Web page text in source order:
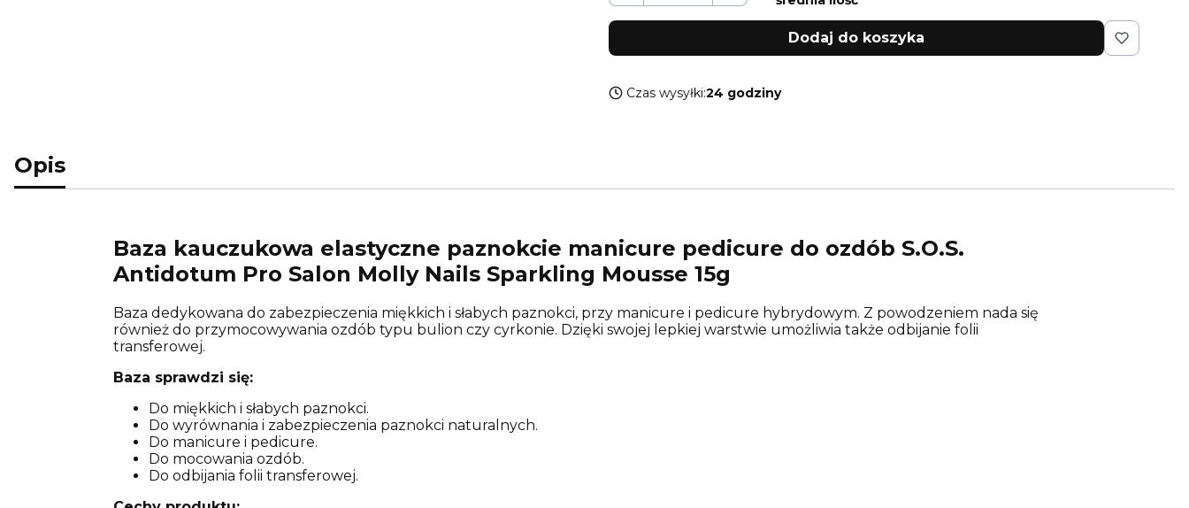
Dodaj do koszyka
Czas wysyłki:24 godziny
Opis
Baza kauczukowa elastyczne paznokcie manicure pedicure do ozdób S.O.S.
Antidotum Pro Salon Molly Nails Sparkling Mousse 15g
Baza dedykowana do zabezpieczenia miękkich i słabych paznokci, przy manicure i pedicure hybrydowym. Z powodzeniem nada się
również do przymocowywania ozdób typu bulion czy cyrkonie. Dzięki swojej lepkiej warstwie umożliwia także odbijanie folii
transferowej.
Baza sprawdzi się:
Do miękkich i słabych paznokci.
Do wyrównania i zabezpieczenia paznokci naturalnych.
Do manicure i pedicure.
Do mocowania ozdób.
Do odbijania folii transferowej.